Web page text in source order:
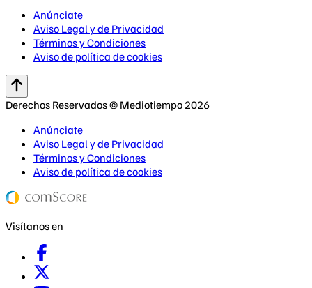
Anúnciate
Aviso Legal y de Privacidad
Términos y Condiciones
Aviso de política de cookies
Derechos Reservados © Mediotiempo 2026
Anúnciate
Aviso Legal y de Privacidad
Términos y Condiciones
Aviso de política de cookies
Visítanos en